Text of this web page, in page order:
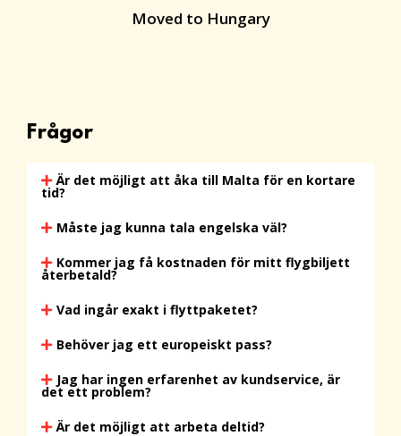
Moved to Hungary
Frågor
Är det möjligt att åka till Malta för en kortare
tid?
Måste jag kunna tala engelska väl?
Kommer jag få kostnaden för mitt flygbiljett
återbetald?
Vad ingår exakt i flyttpaketet?
Behöver jag ett europeiskt pass?
Jag har ingen erfarenhet av kundservice, är
det ett problem?
Är det möjligt att arbeta deltid?